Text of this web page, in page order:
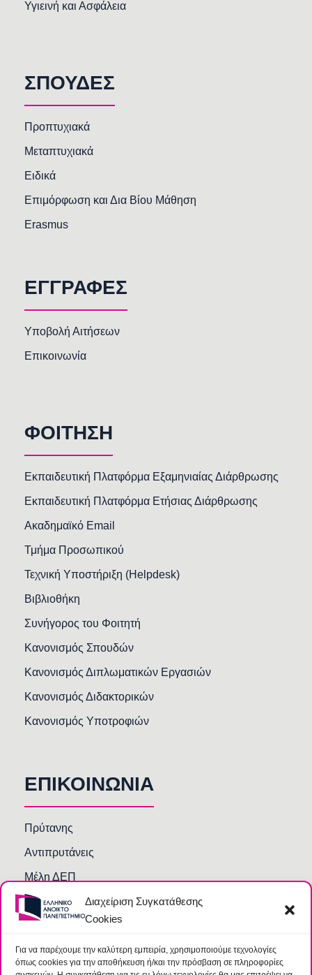
Διαχείριση Συγκατάθεσης
Cookies
Για να παρέχουμε την καλύτερη εμπειρία, χρησιμοποιούμε τεχνολογίες
όπως cookies για την αποθήκευση ή/και την πρόσβαση σε πληροφορίες
Υγιεινή και Ασφάλεια
ΣΠΟΥΔΕΣ
Προπτυχιακά
Μεταπτυχιακά
Ειδικά
Επιμόρφωση και Δια Βίου Μάθηση
Erasmus
ΕΓΓΡΑΦΕΣ
Υποβολή Αιτήσεων
Επικοινωνία
ΦΟΙΤΗΣΗ
Εκπαιδευτική Πλατφόρμα Εξαμηνιαίας Διάρθρωσης
Εκπαιδευτική Πλατφόρμα Ετήσιας Διάρθρωσης
Ακαδημαϊκό Email
Τμήμα Προσωπικού
Τεχνική Υποστήριξη (Helpdesk)
Βιβλιοθήκη
Συνήγορος του Φοιτητή
Κανονισμός Σπουδών
Κανονισμός Διπλωματικών Εργασιών
Κανονισμός Διδακτορικών
Κανονισμός Υποτροφιών
ΕΠΙΚΟΙΝΩΝΙΑ
Πρύτανης
Αντιπρυτάνεις
Μέλη ΔΕΠ
Τμήματα και Υπηρεσίες
Γραμματείες Κοσμητειών Σχολών
Βιβλιοθήκη